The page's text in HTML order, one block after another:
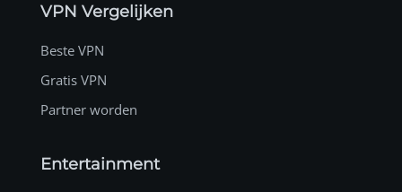
VPN Vergelijken
Beste VPN
Gratis VPN
Partner worden
Entertainment